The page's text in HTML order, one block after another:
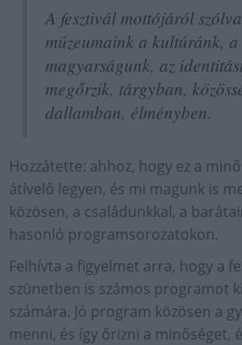
A fesztivál mottójáról
múzeumaink a kultúránk, a
magyarságunk, az
megőrzik, tárgyban,
dallamban, élményben.
Hozzátette: ahhoz, hogy ez a
átívelő legyen, és mi magunk is
közösen, a családunkkal, a
hasonló programsorozatokon.
Felhívta a figyelmet arra, hogy a
szünetben is számos programot
számára. Jó program közösen a
menni, és így őrizni a minőséget,